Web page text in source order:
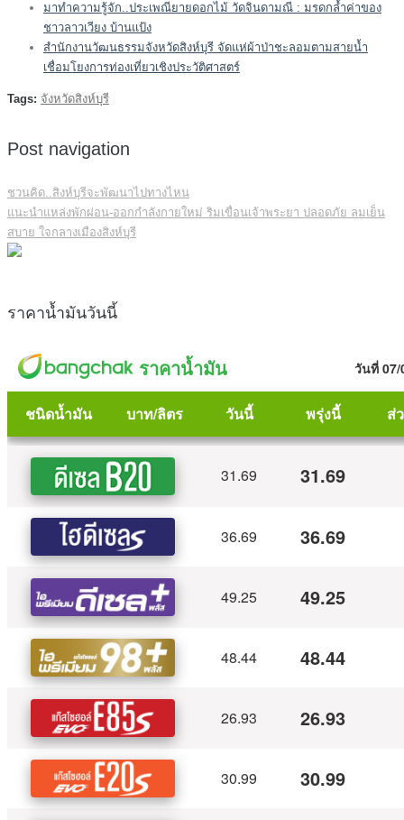
มาทำความรู้จัก..ประเพณียายดอกไม้ วัดจินดามณี : มรดกล้ำค่าของ
ชาวลาวเวียง บ้านแป้ง
สำนักงานวัฒนธรรมจังหวัดสิงห์บุรี จัดแห่ผ้าป่าชะลอมตามสายน้ำ
เชื่อมโยงการท่องเที่ยวเชิงประวัติศาสตร์
Tags: จังหวัดสิงห์บุรี
Post navigation
ชวนคิด..สิงห์บุรีจะพัฒนาไปทางไหน
แนะนำแหล่งพักผ่อน-ออกกำลังกายใหม่ ริมเขื่อนเจ้าพระยา ปลอดภัย ลมเย็น
สบาย ใจกลางเมืองสิงห์บุรี
ราคาน้ำมันวันนี้